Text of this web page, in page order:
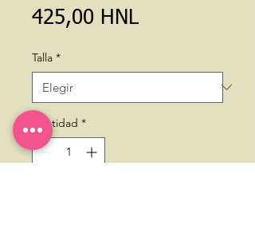
425,00 HNLPrecio
Talla *
Cantidad *